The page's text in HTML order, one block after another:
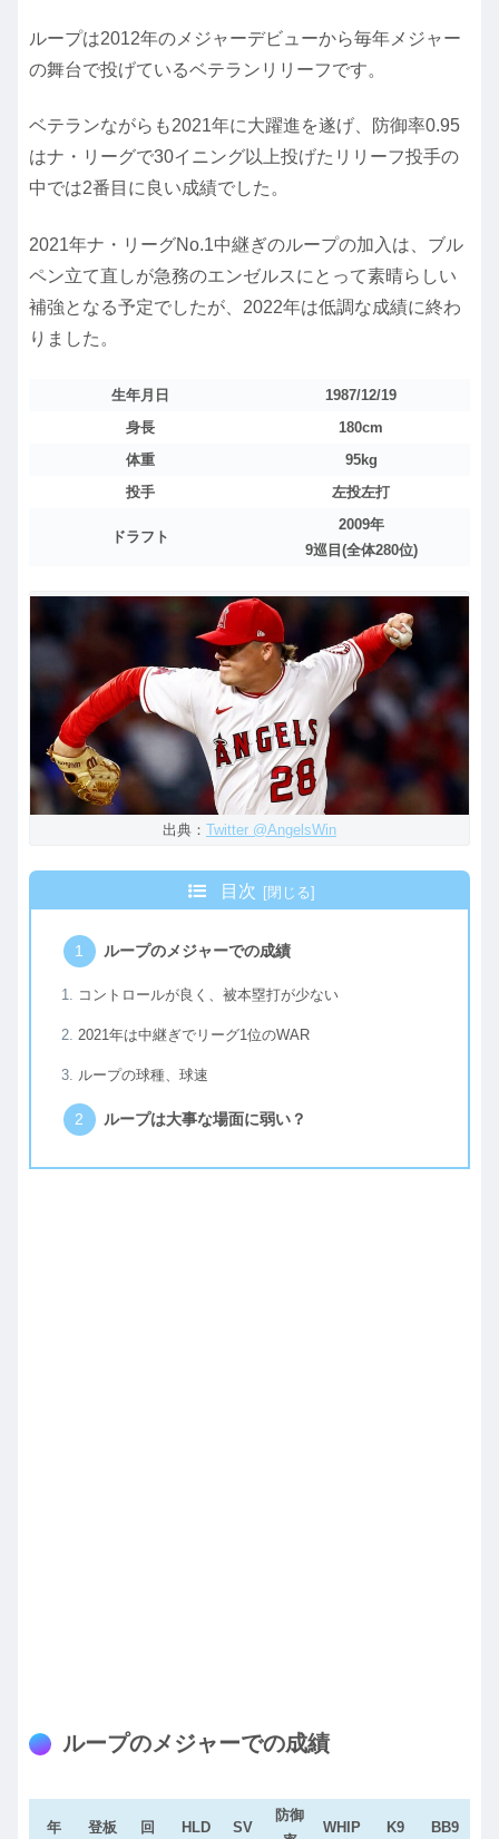
ループは2012年のメジャーデビューから毎年メジャー
の舞台で投げているベテランリリーフです。
ベテランながらも2021年に大躍進を遂げ、防御率0.95
はナ・リーグで30イニング以上投げたリリーフ投手の
中では2番目に良い成績でした。
2021年ナ・リーグNo.1中継ぎのループの加入は、ブル
ペン立て直しが急務のエンゼルスにとって素晴らしい
補強となる予定でしたが、2022年は低調な成績に終わ
りました。
生年月日
1987/12/19
身長
180cm
体重
95kg
投手
左投左打
ドラフト
2009年
9巡目(全体280位)
出典： Twitter @AngelsWin
目次
ループのメジャーでの成績
コントロールが良く、被本塁打が少ない
2021年は中継ぎでリーグ1位のWAR
ループの球種、球速
ループは大事な場面に弱い？
ループのメジャーでの成績
年 登板 回 HLD SV
防御
WHIP K9 BB9